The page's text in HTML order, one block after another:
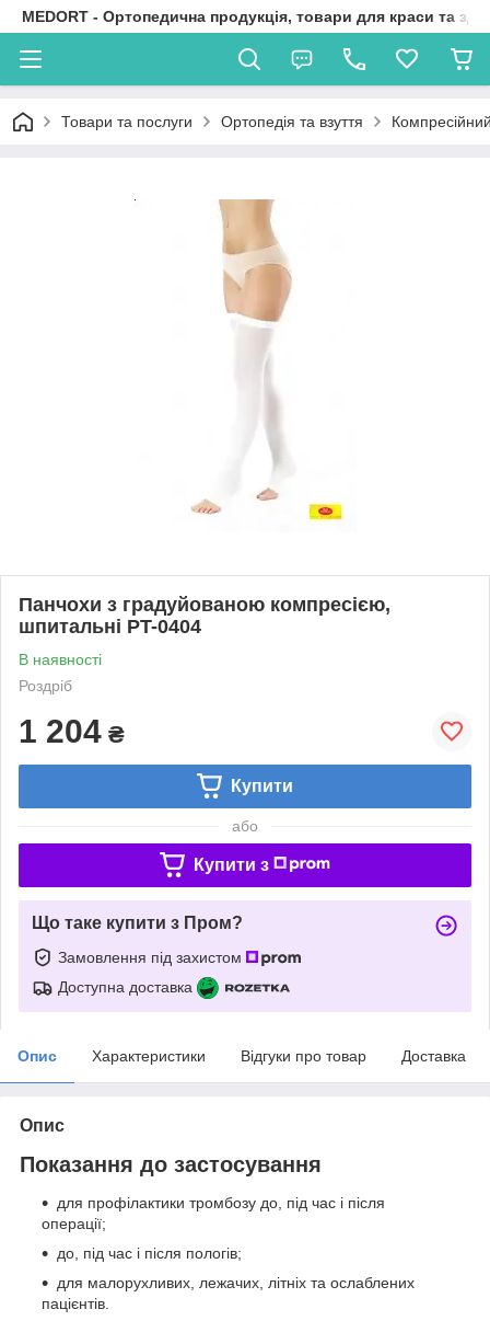
MEDORT - Ортопедична продукція, товари для краси та
Товари та послуги Ортопедія та взуття
Панчохи з градуйованою компресією,
шпитальні PT-0404
В наявності
Роздріб
1 204 ₴
Купити
або
Купити з
Що таке купити з Пром?
Замовлення під захистом
Доступна доставка
Опис Характеристики Відгуки про товар Доставка
Опис
Показання до застосування
для профілактики тромбозу до, під час і після
операції;
до, під час і після пологів;
для малорухливих, лежачих, літніх та ослаблених
пацієнтів.